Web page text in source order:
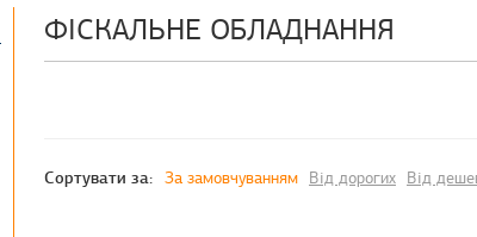
ФІСКАЛЬНЕ ОБЛАДНАННЯ
Сортувати за: За замовчуванням Від дорогих Від